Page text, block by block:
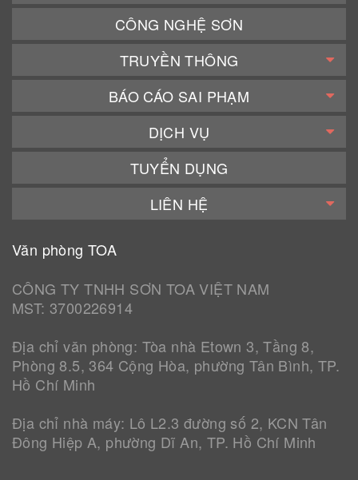
CÔNG NGHỆ SƠN
TRUYỀN THÔNG
BÁO CÁO SAI PHẠM
DỊCH VỤ
TUYỂN DỤNG
LIÊN HỆ
Văn phòng TOA
CÔNG TY TNHH SƠN TOA VIỆT NAM
MST: 3700226914
Địa chỉ văn phòng: Tòa nhà Etown 3, Tầng 8,
Phòng 8.5, 364 Cộng Hòa, phường Tân Bình, TP.
Hồ Chí Minh
Địa chỉ nhà máy: Lô L2.3 đường số 2, KCN Tân
Đông Hiệp A, phường Dĩ An, TP. Hồ Chí Minh